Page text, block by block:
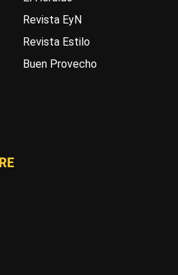
Revista EyN
Revista Estilo
Buen Provecho